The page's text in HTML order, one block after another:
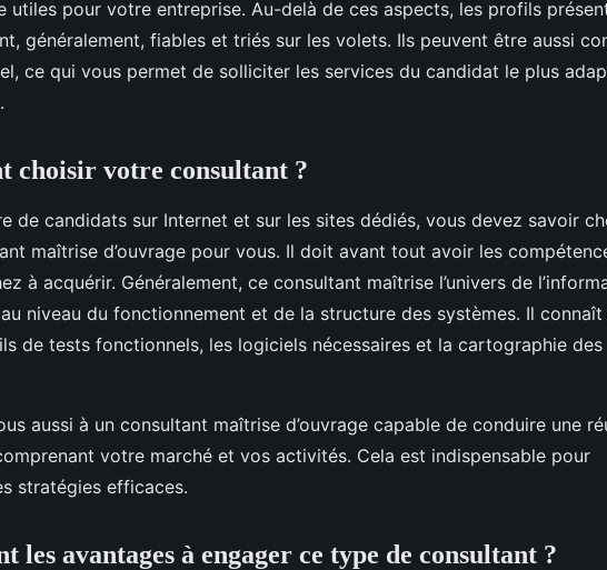
utiles pour votre entreprise. Au-delà de ces aspects, les profils
généralement, fiables et triés sur les volets. Ils peuvent être aussi
ce qui vous permet de solliciter les services du candidat le plus
choisir votre consultant ?
de candidats sur Internet et sur les sites dédiés, vous devez savoir
maîtrise d’ouvrage pour vous. Il doit avant tout avoir les
à acquérir. Généralement, ce consultant maîtrise l’univers de
niveau du fonctionnement et de la structure des systèmes. Il connaît
de tests fonctionnels, les logiciels nécessaires et la cartographie des
aussi à un consultant maîtrise d’ouvrage capable de conduire une
votre marché et vos activités. Cela est indispensable pour
stratégies efficaces.
les avantages à engager ce type de consultant ?